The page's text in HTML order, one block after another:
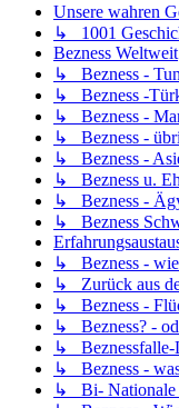
Unsere wahren
↳ 1001
Bezness Weltweit
↳ Bezness -
↳ Bezness -
↳ Bezness -
↳ Bezness -
↳ Bezness -
↳ Bezness u.
↳ Bezness -
↳ Bezness
↳ Bezness - wie
↳ Zurück aus
↳ Bezness -
↳ Bezness? -
↳ Beznessfalle-
↳ Bezness -
↳ Bi- Nationale